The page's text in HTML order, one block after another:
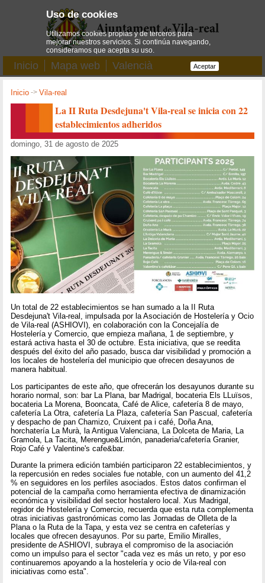
Inicio Mapa web Valencià
Inicio ->Vila-real
La II Ruta Desdejuna't Vila-real se inicia con 22
establecimientos adheridos
domingo, 31 de agosto de 2025
Un total de 22 establecimientos se han sumado a la II Ruta
Desdejuna't Vila-real, impulsada por la Asociación de Hostelería y Ocio
de Vila-real (ASHIOVI), en colaboración con la Concejalía de
Hostelería y Comercio, que empieza mañana, 1 de septiembre, y
estará activa hasta el 30 de octubre. Esta iniciativa, que se reedita
después del éxito del año pasado, busca dar visibilidad y promoción a
los locales de hostelería del municipio que ofrecen desayunos de
manera habitual.
Los participantes de este año, que ofrecerán los desayunos durante su
horario normal, son: bar La Plana, bar Madrigal, bocateria Els LLuïsos,
bocateria La Morena, Booncata, Café de Alice, cafetería 8 de mayo,
cafetería La Otra, cafetería La Plaza, cafetería San Pascual, cafetería
y despacho de pan Chamizo, Cruixent pa i café, Doña Ana,
horchatería La Murà, la Antigua Valenciana, La Dolceta de Maria, La
Gramola, La Tacita, Merengue&Limón, panaderia/cafetería Granier,
Rojo Café y Valentine's cafe&bar.
Durante la primera edición también participaron 22 establecimientos, y
la repercusión en redes sociales fue notable, con un aumento del 41,2
% en seguidores en los perfiles asociados. Estos datos confirman el
potencial de la campaña como herramienta efectiva de dinamización
económica y visibilidad del sector hostalero local. Xus Madrigal,
regidor de Hostelería y Comercio, recuerda que esta ruta complementa
otras iniciativas gastronómicas como las Jornadas de Olleta de la
Plana o la Ruta de la Tapa, y esta vez se centra en cafeterías y
locales que ofrecen desayunos. Por su parte, Emilio Miralles,
presidente de ASHIOVI, subraya el compromiso de la asociación
como un impulso para el sector "cada vez es más un reto, y por eso
continuaremos apoyando a la hostelería y ocio de Vila-real con
iniciativas como esta".
Uso de cookies
Utilizamos cookies propias y de terceros para
mejorar nuestros servicios. Si continúa navegando,
consideramos que acepta su uso.
Aceptar